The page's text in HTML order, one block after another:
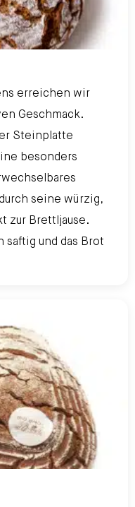
erreichen wir
Geschmack.
Steinplatte
besonders
seine würzig,
zur Brettljause.
saftig und das Brot